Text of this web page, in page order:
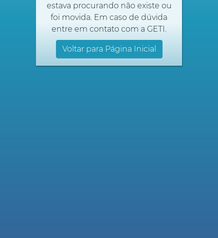
estava procurando não existe ou
foi movida. Em caso de dúvida
entre em contato com a GETI.
Voltar para Página Inicial